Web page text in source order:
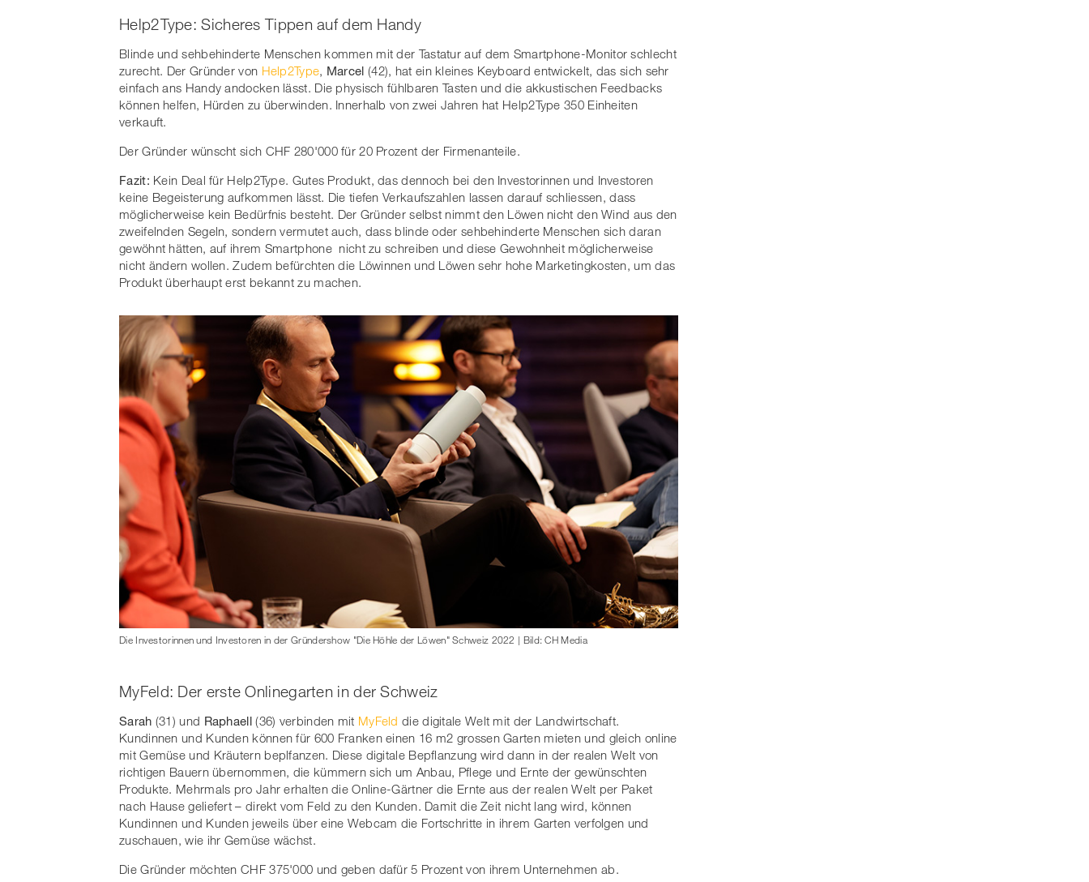
Help2Type: Sicheres Tippen auf dem Handy
Blinde und sehbehinderte Menschen kommen mit der Tastatur auf dem Smartphone-Monitor schlecht
zurecht. Der Gründer von Help2Type, Marcel (42), hat ein kleines Keyboard entwickelt, das sich sehr
einfach ans Handy andocken lässt. Die physisch fühlbaren Tasten und die akkustischen Feedbacks
können helfen, Hürden zu überwinden. Innerhalb von zwei Jahren hat Help2Type 350 Einheiten
verkauft.
Der Gründer wünscht sich CHF 280'000 für 20 Prozent der Firmenanteile.
Fazit: Kein Deal für Help2Type. Gutes Produkt, das dennoch bei den Investorinnen und Investoren
keine Begeisterung aufkommen lässt. Die tiefen Verkaufszahlen lassen darauf schliessen, dass
möglicherweise kein Bedürfnis besteht. Der Gründer selbst nimmt den Löwen nicht den Wind aus den
zweifelnden Segeln, sondern vermutet auch, dass blinde oder sehbehinderte Menschen sich daran
gewöhnt hätten, auf ihrem Smartphone nicht zu schreiben und diese Gewohnheit möglicherweise
nicht ändern wollen. Zudem befürchten die Löwinnen und Löwen sehr hohe Marketingkosten, um das
Produkt überhaupt erst bekannt zu machen.
Die Investorinnen und Investoren in der Gründershow "Die Höhle der Löwen" Schweiz 2022 | Bild: CH Media
MyFeld: Der erste Onlinegarten in der Schweiz
Sarah (31) und Raphaell(36) verbinden mit MyFeld die digitale Welt mit der Landwirtschaft.
Kundinnen und Kunden können für 600 Franken einen 16 m2 grossen Garten mieten und gleich online
mit Gemüse und Kräutern beplfanzen. Diese digitale Bepflanzung wird dann in der realen Welt von
richtigen Bauern übernommen, die kümmern sich um Anbau, Pflege und Ernte der gewünschten
Produkte. Mehrmals pro Jahr erhalten die Online-Gärtner die Ernte aus der realen Welt per Paket
nach Hause geliefert – direkt vom Feld zu den Kunden. Damit die Zeit nicht lang wird, können
Kundinnen und Kunden jeweils über eine Webcam die Fortschritte in ihrem Garten verfolgen und
zuschauen, wie ihr Gemüse wächst.
Die Gründer möchten CHF 375'000 und geben dafür 5 Prozent von ihrem Unternehmen ab.